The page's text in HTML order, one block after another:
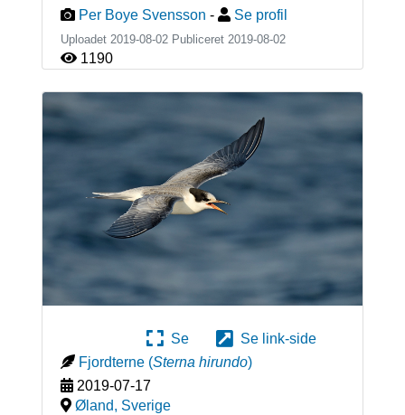
Per Boye Svensson - Se profil
Uploadet 2019-08-02 Publiceret 2019-08-02
1190
Se
Se link-side
Fjordterne (Sterna hirundo)
2019-07-17
Øland, Sverige